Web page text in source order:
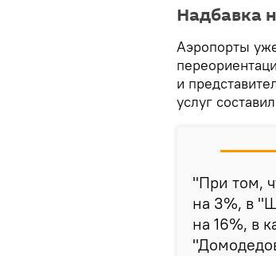
Надбавка
Аэропорты
и
услуг
"При том,
на 3%, в
на 16%, в